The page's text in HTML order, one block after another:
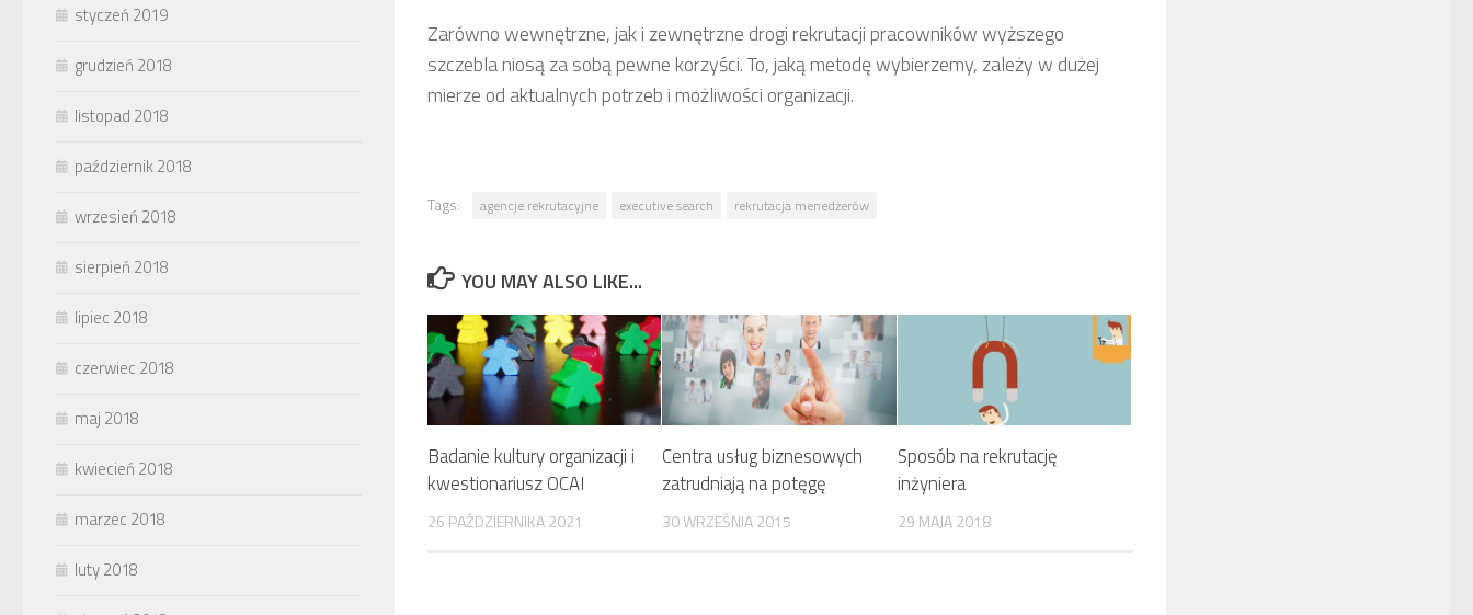
Zarówno wewnętrzne, jak i zewnętrzne drogi rekrutacji pracowników wyższego
szczebla niosą za sobą pewne korzyści. To, jaką metodę wybierzemy, zależy w dużej
mierze od aktualnych potrzeb i możliwości organizacji.
Tags: agencje rekrutacyjne executive search rekrutacja menedżerów
YOU MAY ALSO LIKE...
Badanie kultury organizacji i
kwestionariusz OCAI
26 PAŹDZIERNIKA 2021
Centra usług biznesowych
zatrudniają na potęgę
30 WRZEŚNIA 2015
Sposób na rekrutację
inżyniera
29 MAJA 2018
styczeń 2019
grudzień 2018
listopad 2018
październik 2018
wrzesień 2018
sierpień 2018
lipiec 2018
czerwiec 2018
maj 2018
kwiecień 2018
marzec 2018
luty 2018